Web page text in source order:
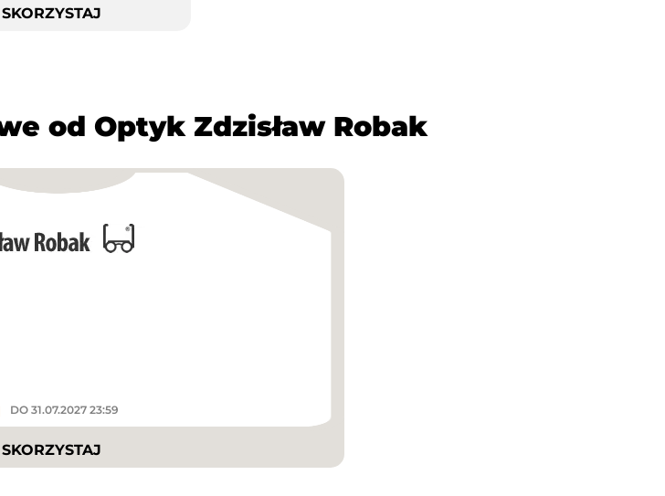
SKORZYSTAJ
od Optyk Zdzisław Robak
DO 31.07.2027 23:59
SKORZYSTAJ